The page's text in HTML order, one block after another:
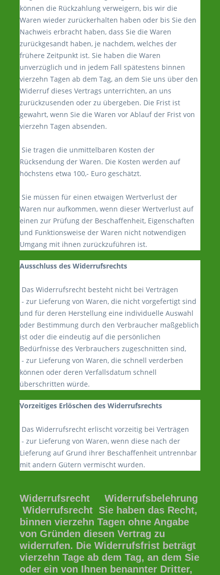
können die Rückzahlung verweigern, bis wir die
Waren wieder zurückerhalten haben oder bis Sie den
Nachweis erbracht haben, dass Sie die Waren
zurückgesandt haben, je nachdem, welches der
frühere Zeitpunkt ist. Sie haben die Waren
unverzüglich und in jedem Fall spätestens binnen
vierzehn Tagen ab dem Tag, an dem Sie uns über den
Widerruf dieses Vertrags unterrichten, an uns
zurückzusenden oder zu übergeben. Die Frist ist
gewahrt, wenn Sie die Waren vor Ablauf der Frist von
vierzehn Tagen absenden.
Sie tragen die unmittelbaren Kosten der
Rücksendung der Waren. Die Kosten werden auf
höchstens etwa 100,- Euro geschätzt.
Sie müssen für einen etwaigen Wertverlust der
Waren nur aufkommen, wenn dieser Wertverlust auf
einen zur Prüfung der Beschaffenheit, Eigenschaften
und Funktionsweise der Waren nicht notwendigen
Umgang mit ihnen zurückzuführen ist.
Ausschluss des Widerrufsrechts
Das Widerrufsrecht besteht nicht bei Verträgen
- zur Lieferung von Waren, die nicht vorgefertigt sind
und für deren Herstellung eine individuelle Auswahl
oder Bestimmung durch den Verbraucher maßgeblich
ist oder die eindeutig auf die persönlichen
Bedürfnisse des Verbrauchers zugeschnitten sind,
- zur Lieferung von Waren, die schnell verderben
können oder deren Verfallsdatum schnell
überschritten würde.
Vorzeitiges Erlöschen des Widerrufsrechts
Das Widerrufsrecht erlischt vorzeitig bei Verträgen
- zur Lieferung von Waren, wenn diese nach der
Lieferung auf Grund ihrer Beschaffenheit untrennbar
mit andern Gütern vermischt wurden.
Widerrufsrecht Widerrufsbelehrung
Widerrufsrecht Sie haben das Recht,
binnen vierzehn Tagen ohne Angabe
von Gründen diesen Vertrag zu
widerrufen. Die Widerrufsfrist beträgt
vierzehn Tage ab dem Tag, an dem Sie
oder ein von Ihnen benannter Dritter,